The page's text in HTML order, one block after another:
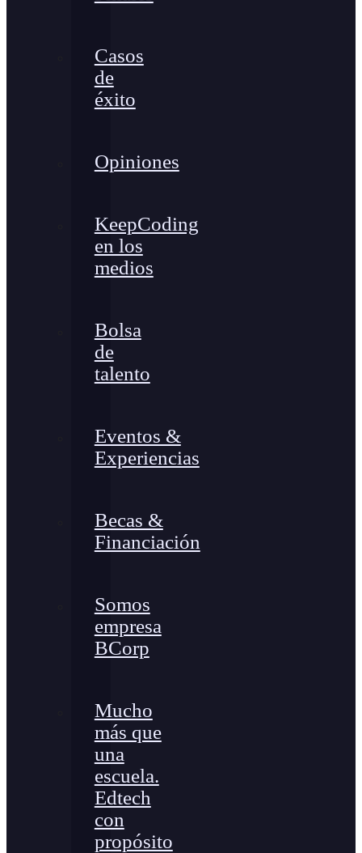
Casos
de
éxito
Opiniones
KeepCoding
en los
medios
Bolsa
de
talento
Eventos &
Experiencias
Becas &
Financiación
Somos
empresa
BCorp
Mucho
más que
una
escuela.
Edtech
con
propósito